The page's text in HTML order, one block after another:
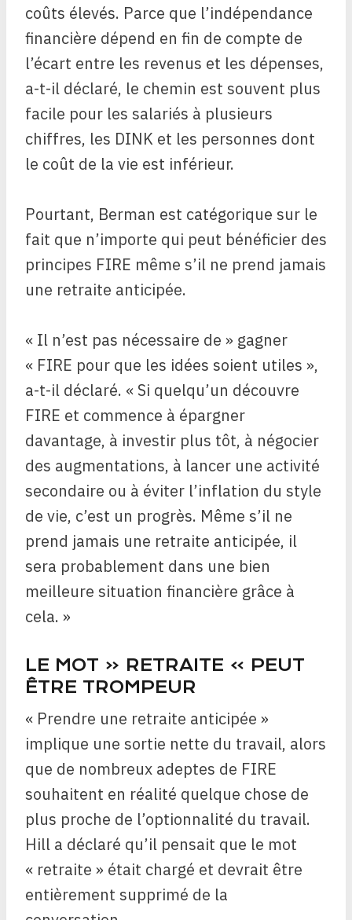
coûts élevés. Parce que l’indépendance
financière dépend en fin de compte de
l’écart entre les revenus et les dépenses,
a-t-il déclaré, le chemin est souvent plus
facile pour les salariés à plusieurs
chiffres, les DINK et les personnes dont
le coût de la vie est inférieur.
Pourtant, Berman est catégorique sur le
fait que n’importe qui peut bénéficier des
principes FIRE même s’il ne prend jamais
une retraite anticipée.
« Il n’est pas nécessaire de » gagner
« FIRE pour que les idées soient utiles »,
a-t-il déclaré. « Si quelqu’un découvre
FIRE et commence à épargner
davantage, à investir plus tôt, à négocier
des augmentations, à lancer une activité
secondaire ou à éviter l’inflation du style
de vie, c’est un progrès. Même s’il ne
prend jamais une retraite anticipée, il
sera probablement dans une bien
meilleure situation financière grâce à
cela. »
LE MOT « RETRAITE » PEUT
ÊTRE TROMPEUR
« Prendre une retraite anticipée »
implique une sortie nette du travail, alors
que de nombreux adeptes de FIRE
souhaitent en réalité quelque chose de
plus proche de l’optionnalité du travail.
Hill a déclaré qu’il pensait que le mot
« retraite » était chargé et devrait être
entièrement supprimé de la